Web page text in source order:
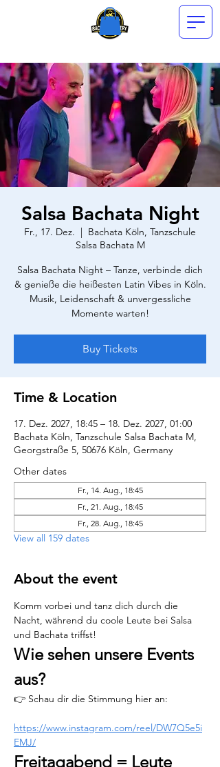
Salsa Bachata Night
Fr., 17. Dez.
  |
Bachata Köln, Tanzschule
Salsa Bachata M
Salsa Bachata Night – Tanze, verbinde dich
& genieße die heißesten Latin Vibes in Köln.
Musik, Leidenschaft & unvergessliche
Momente warten!
Buy Tickets
Time & Location
17. Dez. 2027, 18:45 – 18. Dez. 2027, 01:00
Bachata Köln, Tanzschule Salsa Bachata M,
Georgstraße 5, 50676 Köln, Germany
Other dates
Fr., 14. Aug., 18:45
Fr., 21. Aug., 18:45
Fr., 28. Aug., 18:45
View all 159 dates
About the event
Komm vorbei und tanz dich durch die
Nacht, während du coole Leute bei Salsa
und Bachata triffst!
Wie sehen unsere Events
aus?
👉 Schau dir die Stimmung hier an:
https://www.instagram.com/reel/DW7Q5e5i
EMJ/
Freitagabend = Leute